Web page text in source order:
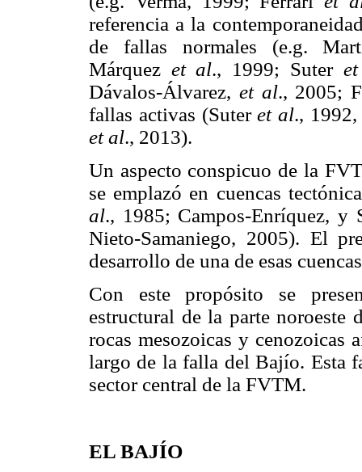
referencia a la
de fallas normales (e.g.
Márquez et al., 1999; Suter
Dávalos-Álvarez, et al., 2005;
fallas activas (Suteret al.,
et al., 2013).
Un aspecto conspicuo de la
se emplazó en cuencas
al., 1985; Campos-Enríquez, y
Nieto-Samaniego, 2005). El
desarrollo de una de esas
Con este propósito se
estructural de la parte noroeste
rocas mesozoicas y cenozoicas
largo de la falla del Bajío. Esta
sector central de la FVTM.
EL BAJÍO